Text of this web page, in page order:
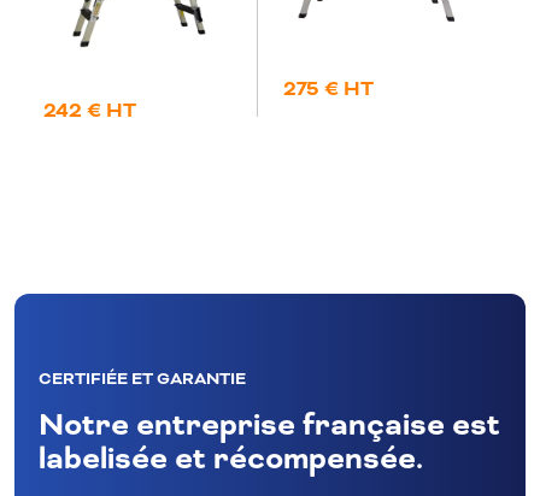
242 € HT
275 € HT
CERTIFIÉE ET GARANTIE
Notre entreprise française est
labelisée et récompensée.